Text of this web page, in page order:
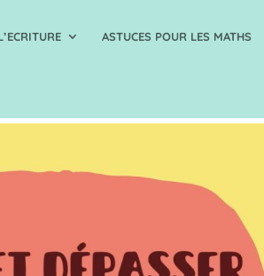
ASTUCES POUR LES MATHS